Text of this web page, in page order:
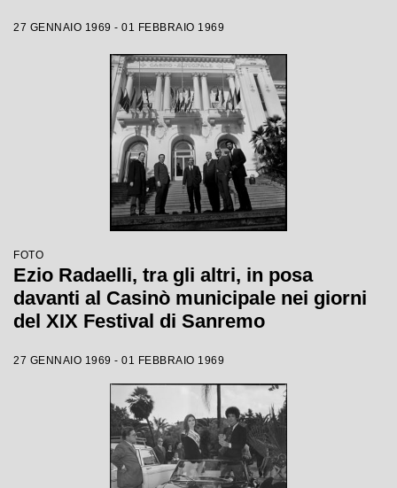
27 GENNAIO 1969 - 01 FEBBRAIO 1969
FOTO
Ezio Radaelli, tra gli altri, in posa
davanti al Casinò municipale nei giorni
del XIX Festival di Sanremo
27 GENNAIO 1969 - 01 FEBBRAIO 1969